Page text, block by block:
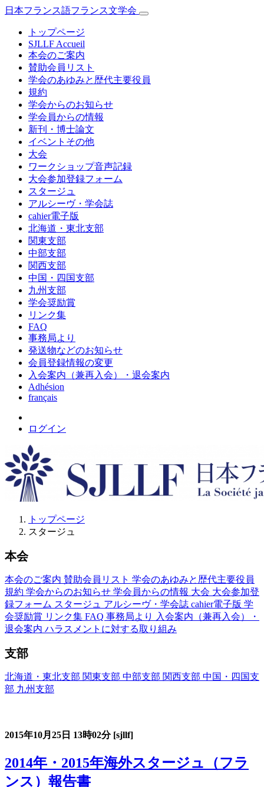
日本フランス語フランス文学会
トップページ
SJLLF Accueil
本会のご案内
賛助会員リスト
学会のあゆみと歴代主要役員
規約
学会からのお知らせ
学会員からの情報
新刊・博士論文
イベントその他
大会
ワークショップ音声記録
大会参加登録フォーム
スタージュ
アルシーヴ・学会誌
cahier電子版
北海道・東北支部
関東支部
中部支部
関西支部
中国・四国支部
九州支部
学会奨励賞
リンク集
FAQ
事務局より
発送物などのお知らせ
会員登録情報の変更
入会案内（兼再入会）・退会案内
Adhésion
français
ログイン
トップページ
スタージュ
本会
本会のご案内 賛助会員リスト 学会のあゆみと歴代主要役員
規約 学会からのお知らせ 学会員からの情報 大会 大会参加登
録フォーム スタージュ アルシーヴ・学会誌 cahier電子版 学
会奨励賞 リンク集 FAQ 事務局より
入会案内（兼再入会）・
退会案内 ハラスメントに対する取り組み
支部
北海道・東北支部 関東支部 中部支部 関西支部 中国・四国支
部 九州支部
2015年10月25日 13時02分 [sjllf]
2014年・2015年海外スタージュ（フラ
ンス）報告書